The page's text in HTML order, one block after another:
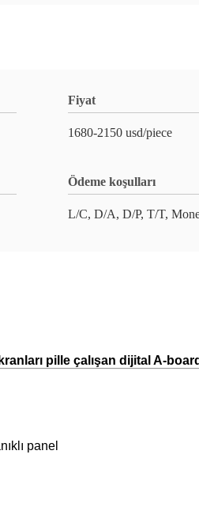
Fiyat
1680-2150 usd/piece
Ödeme koşulları
L/C, D/A, D/P, T/T,
pille çalışan dijital A-board
panel